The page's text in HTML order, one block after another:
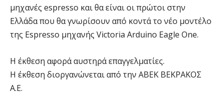
μηχανές espresso και θα είναι οι πρώτοι στην
Ελλάδα που θα γνωρίσουν από κοντά το νέο μοντέλο
της Espresso μηχανής Victoria Arduino Eagle One.
H έκθεση αφορά αυστηρά επαγγελματίες.
Η έκθεση διοργανώνεται από την ΑΒΕΚ ΒΕΚΡΑΚΟΣ
Α.Ε.